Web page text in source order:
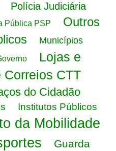
Polícia Judiciária
Pública PSP
Outros
Municípios
Lojas e
Correios CTT
do Cidadão
Institutos Públicos
da Mobilidade
Guarda